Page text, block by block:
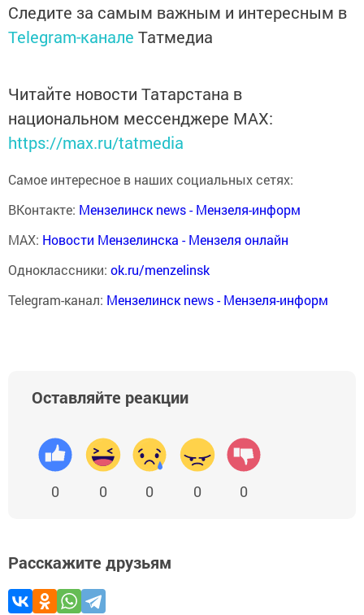
Следите за самым важным и интересным в
Telegram-канале Татмедиа
Читайте новости Татарстана в
национальном мессенджере MАХ:
https://max.ru/tatmedia
Самое интересное в наших социальных сетях:
ВКонтакте: Мензелинск news - Мензеля-информ
MAX: Новости Мензелинска - Мензеля онлайн
Одноклассники: ok.ru/menzelinsk
Telegram-канал: Мензелинск news - Мензеля-информ
Оставляйте реакции
0 0 0 0 0
Расскажите друзьям